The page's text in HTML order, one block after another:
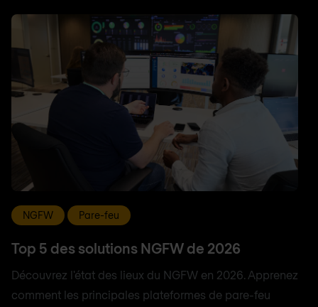
NGFW Pare-feu
Top 5 des solutions NGFW de 2026
Découvrez l'état des lieux du NGFW en 2026. Apprenez
comment les principales plateformes de pare-feu